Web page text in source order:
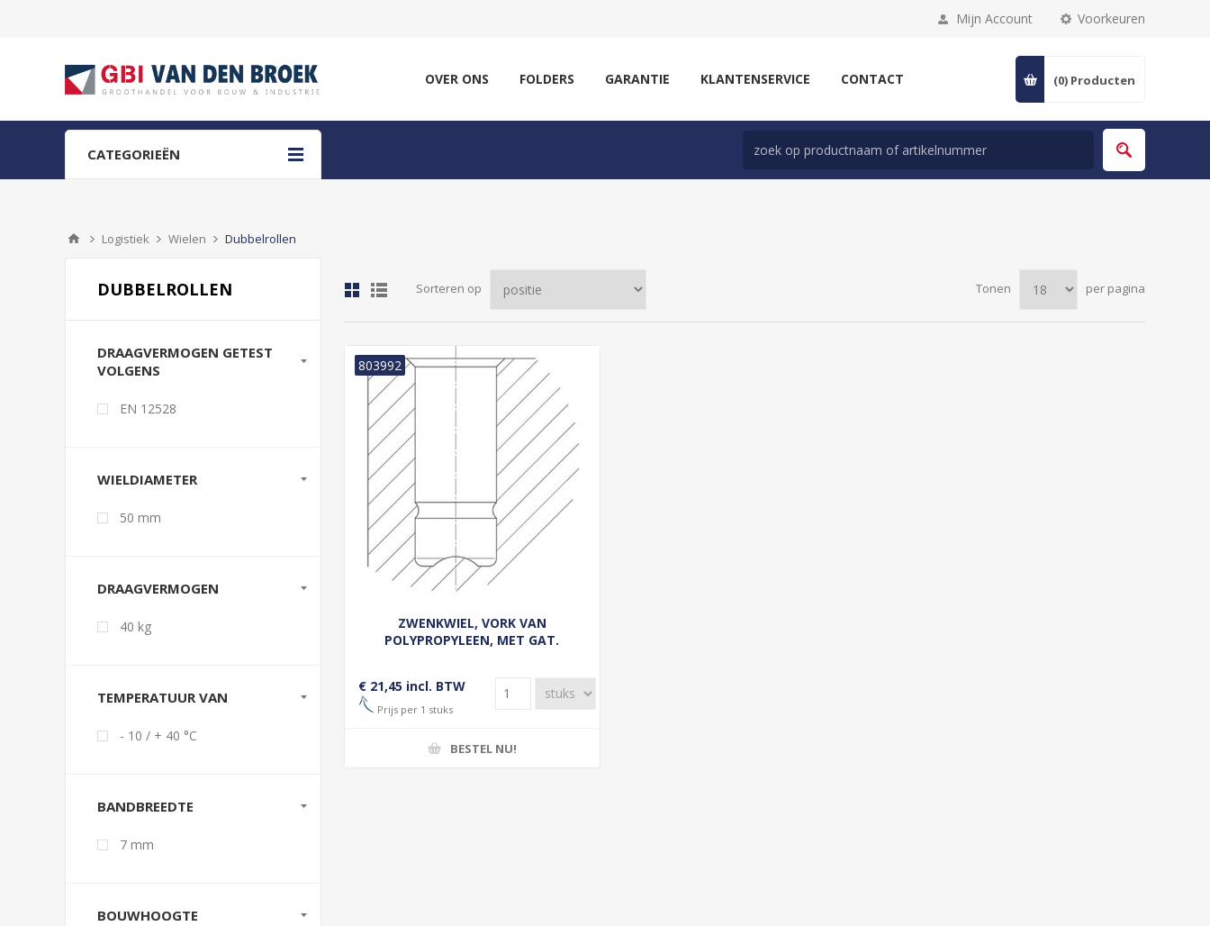
Voorkeuren
Mijn Account
OVER ONS FOLDERS GARANTIE KLANTENSERVICE CONTACT (0) Producten
CATEGORIEËN
Logistiek Wielen Dubbelrollen
Sorteren op Tonen per pagina
ZWENKWIEL, VORK VAN
POLYPROPYLEEN, MET GAT.
803992
€ 21,45 incl. BTW
Prijs per 1 stuks
BESTEL NU!
DUBBELROLLEN
DRAAGVERMOGEN GETEST
VOLGENS
EN 12528
WIELDIAMETER
50 mm
DRAAGVERMOGEN
40 kg
TEMPERATUUR VAN
- 10 / + 40 °C
BANDBREEDTE
7 mm
BOUWHOOGTE